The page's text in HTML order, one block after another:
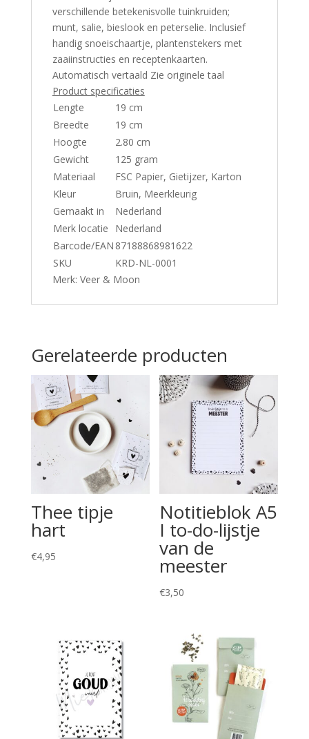
verschillende betekenisvolle tuinkruiden;
munt, salie, bieslook en peterselie. Inclusief
handig snoeischaartje, plantenstekers met
zaaiinstructies en receptenkaarten.
Automatisch vertaald Zie originele taal
Product specificaties
Lengte
19 cm
Breedte
19 cm
Hoogte
2.80 cm
Gewicht
125 gram
Materiaal
FSC Papier, Gietijzer, Karton
Kleur
Bruin, Meerkleurig
Gemaakt in
Nederland
Merk locatie
Nederland
Barcode/EAN 87188868981622
SKU
KRD-NL-0001
Merk: Veer & Moon
Gerelateerde producten
Thee tipje
hart
€4,95
Notitieblok A5
I to-do-lijstje
van de
meester
€3,50